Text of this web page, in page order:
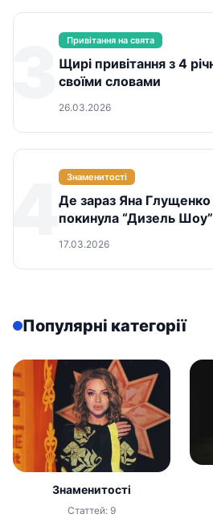
Привітання на свята
Щирі привітання з 4
своїми словами
26.03.2026
4 Знаменитості
Де зараз Яна
покинула “Дизель Шоу”
17.03.2026
Популярні категорії
Знаменитості
Статтей: 9